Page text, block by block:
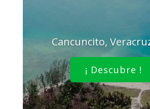
Cancuncito,
¡ Descubre !